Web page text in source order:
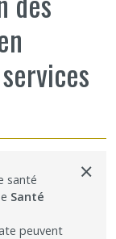
santé
Santé
peuvent
×